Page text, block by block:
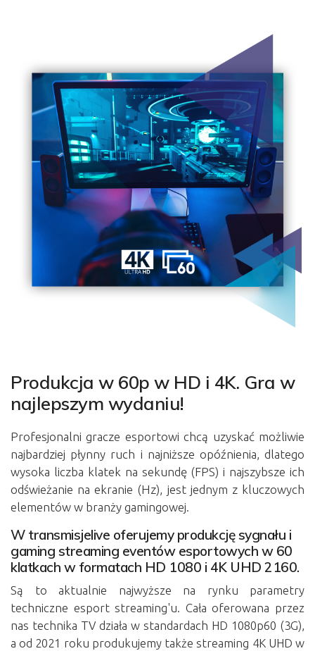
Produkcja w 60p w HD i 4K. Gra w
najlepszym wydaniu!
Profesjonalni gracze esportowi chcą uzyskać możliwie
najbardziej płynny ruch i najniższe opóźnienia, dlatego
wysoka liczba klatek na sekundę (FPS) i najszybsze ich
odświeżanie na ekranie (Hz), jest jednym z kluczowych
elementów w branży gamingowej.
W transmisjelive oferujemy produkcję sygnału i
gaming streaming eventów esportowych w 60
klatkach w formatach HD 1080 i 4K UHD 2160.
Są to aktualnie najwyższe na rynku parametry
techniczne esport streaming'u. Cała oferowana przez
nas technika TV działa w standardach HD 1080p60 (3G),
a od 2021 roku produkujemy także streaming 4K UHD w